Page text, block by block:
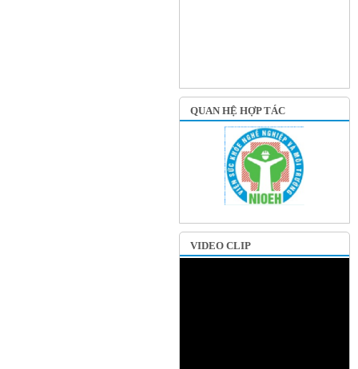
QUAN HỆ HỢP TÁC
VIDEO CLIP